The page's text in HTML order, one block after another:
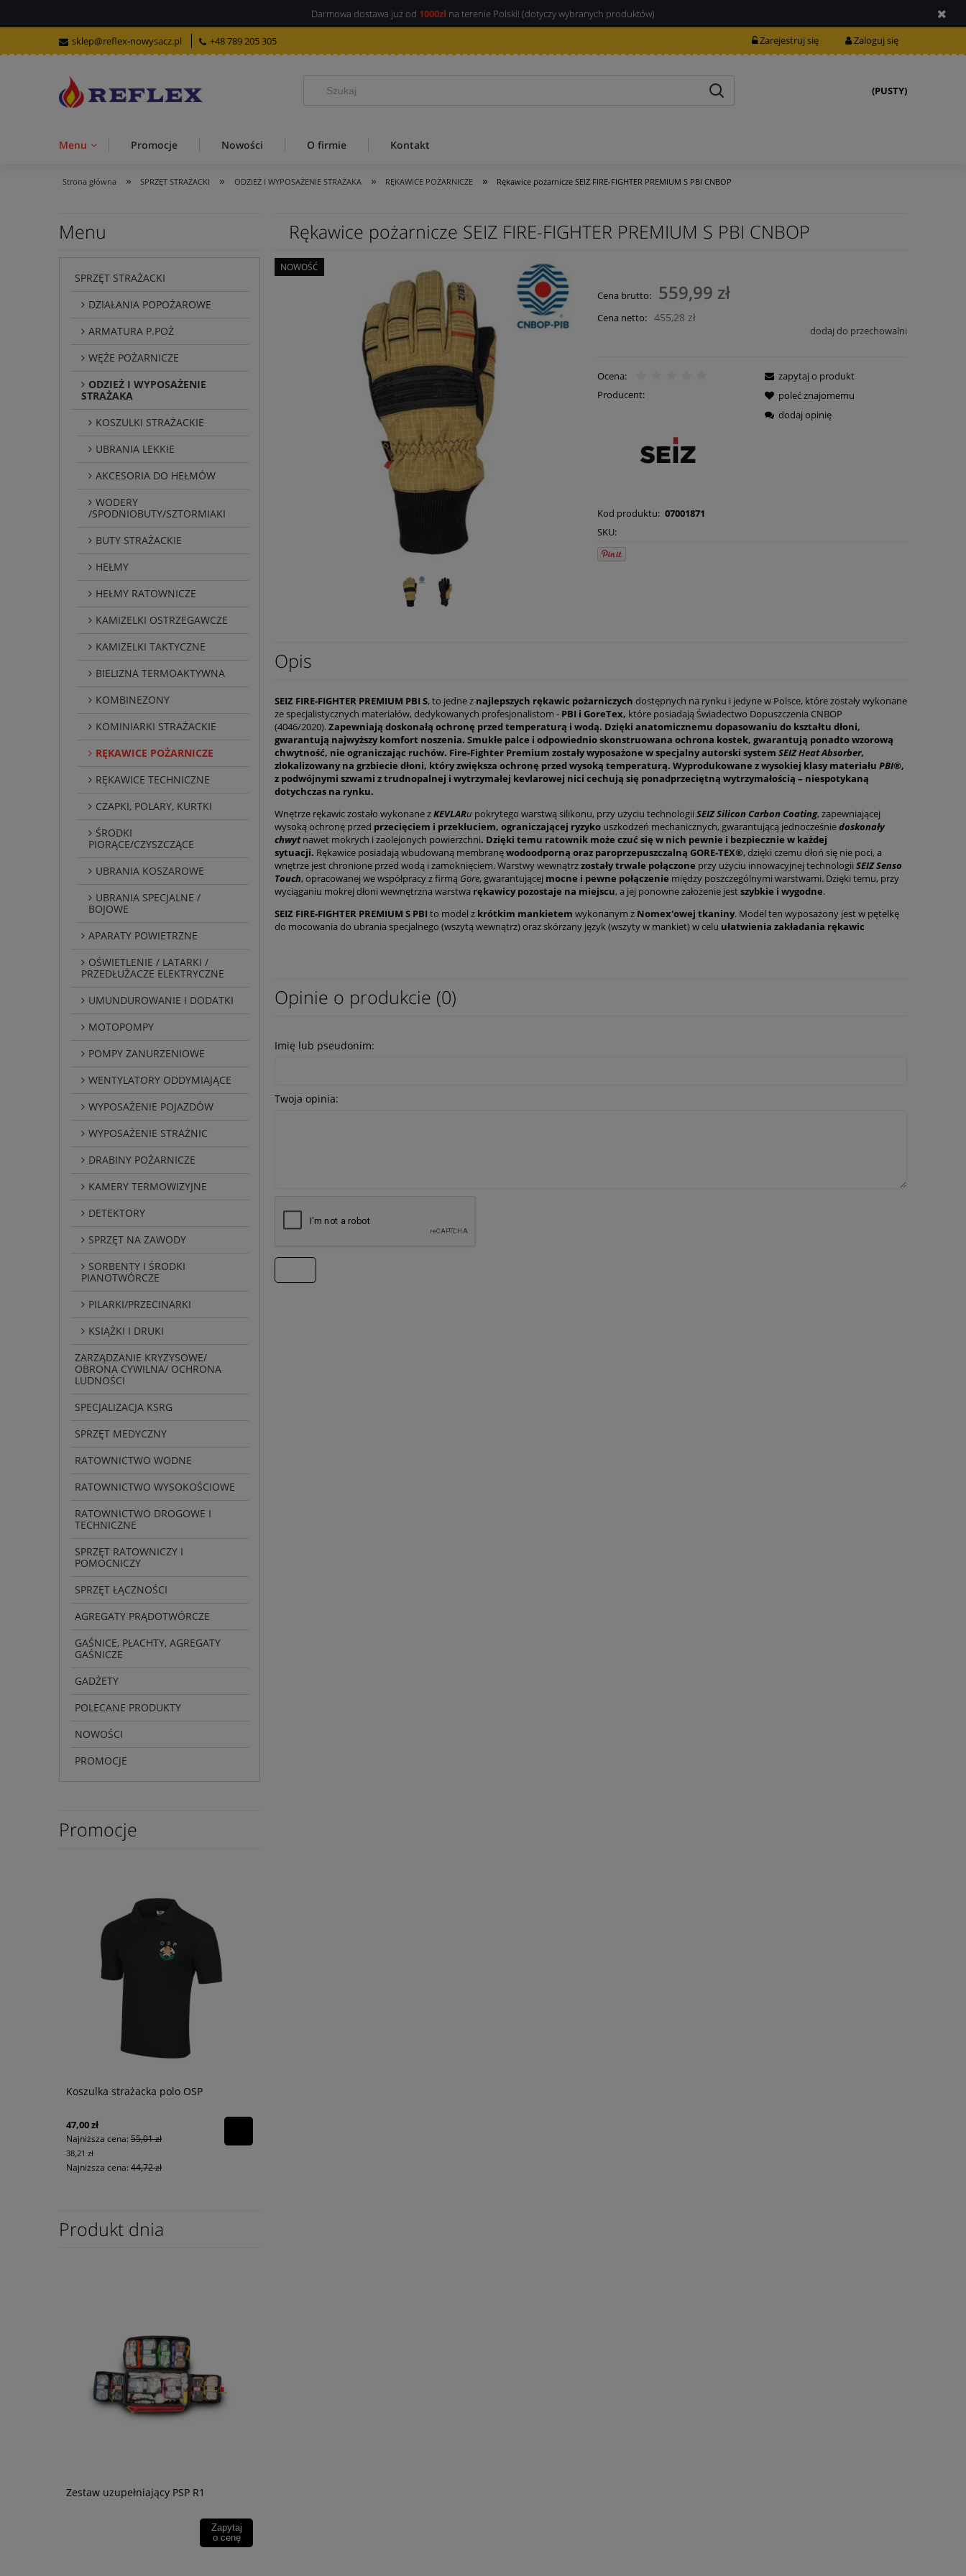
Darmowa dostawa już od 1000zł na terenie Polski! (dotyczy wybranych produktów)
sklep@reflex-nowysacz.pl +48 789 205 305 Zarejestruj się Zaloguj się
(PUSTY)
Menu Promocje Nowości O firmie Kontakt
Strona główna » SPRZĘT STRAŻACKI » ODZIEŻ I WYPOSAŻENIE STRAŻAKA » RĘKAWICE POŻARNICZE » Rękawice pożarnicze SEIZ FIRE-FIGHTER PREMIUM S PBI CNBOP
Menu
SPRZĘT STRAŻACKI
DZIAŁANIA POPOŻAROWE
ARMATURA P.POŻ
WĘŻE POŻARNICZE
ODZIEŻ I WYPOSAŻENIE
STRAŻAKA
KOSZULKI STRAŻACKIE
UBRANIA LEKKIE
AKCESORIA DO HEŁMÓW
WODERY
/SPODNIOBUTY/SZTORMIAKI
BUTY STRAŻACKIE
HEŁMY
HEŁMY RATOWNICZE
KAMIZELKI OSTRZEGAWCZE
KAMIZELKI TAKTYCZNE
BIELIZNA TERMOAKTYWNA
KOMBINEZONY
KOMINIARKI STRAŻACKIE
RĘKAWICE POŻARNICZE
RĘKAWICE TECHNICZNE
CZAPKI, POLARY, KURTKI
ŚRODKI
PIORĄCE/CZYSZCZĄCE
UBRANIA KOSZAROWE
UBRANIA SPECJALNE /
BOJOWE
APARATY POWIETRZNE
OŚWIETLENIE / LATARKI /
PRZEDŁUŻACZE ELEKTRYCZNE
UMUNDUROWANIE I DODATKI
MOTOPOMPY
POMPY ZANURZENIOWE
WENTYLATORY ODDYMIAJĄCE
WYPOSAŻENIE POJAZDÓW
WYPOSAŻENIE STRAŻNIC
DRABINY POŻARNICZE
KAMERY TERMOWIZYJNE
DETEKTORY
SPRZĘT NA ZAWODY
SORBENTY I ŚRODKI
PIANOTWÓRCZE
PILARKI/PRZECINARKI
KSIĄŻKI I DRUKI
ZARZĄDZANIE KRYZYSOWE/
OBRONA CYWILNA/ OCHRONA
LUDNOŚCI
SPECJALIZACJA KSRG
SPRZĘT MEDYCZNY
RATOWNICTWO WODNE
RATOWNICTWO WYSOKOŚCIOWE
RATOWNICTWO DROGOWE I
TECHNICZNE
SPRZĘT RATOWNICZY I
POMOCNICZY
SPRZĘT ŁĄCZNOŚCI
AGREGATY PRĄDOTWÓRCZE
GAŚNICE, PŁACHTY, AGREGATY
GAŚNICZE
GADŻETY
POLECANE PRODUKTY
NOWOŚCI
PROMOCJE
Promocje
Koszulka strażacka polo OSP
47,00 zł
Najniższa cena: 55,01 zł
38,21 zł
Najniższa cena: 44,72 zł
Produkt dnia
Zestaw uzupełniający PSP R1
Zapytaj
o cenę
Rękawice pożarnicze SEIZ FIRE-FIGHTER PREMIUM S PBI CNBOP
NOWOŚĆ
Cena brutto: 559,99 zł
Cena netto: 455,28 zł
dodaj do przechowalni
Ocena:
Producent:
Kod produktu: 07001871
SKU:
zapytaj o produkt
poleć znajomemu
dodaj opinię
Opis
SEIZ FIRE-FIGHTER PREMIUM PBI S, to jedne z najlepszych rękawic pożarniczych dostępnych na rynku i jedyne w Polsce, które zostały wykonane
ze specjalistycznych materiałów, dedykowanych profesjonalistom - PBI i GoreTex, które posiadają Świadectwo Dopuszczenia CNBOP
(4046/2020).Zapewniają doskonałą ochronę przed temperaturą i wodą. Dzięki anatomicznemu dopasowaniu do kształtu dłoni,
gwarantują najwyższy komfort noszenia. Smukłe palce i odpowiednio skonstruowana ochrona kostek, gwarantują ponadto wzorową
chwytność, nie ograniczając ruchów. Fire-Fighter Premium zostały wyposażone w specjalny autorski system SEIZ Heat Absorber,
zlokalizowany na grzbiecie dłoni, który zwiększa ochronę przed wysoką temperaturą. Wyprodukowane z wysokiej klasy materiału PBI®,
z podwójnymi szwami z trudnopalnej i wytrzymałej kevlarowej nici cechują się ponadprzeciętną wytrzymałością – niespotykaną
dotychczas na rynku.
Wnętrze rękawic zostało wykonane zKEVLARu pokrytego warstwą silikonu, przy użyciu technologii SEIZ Silicon Carbon Coating, zapewniającej
wysoką ochronę przed przecięciem i przekłuciem, ograniczającej ryzyko uszkodzeń mechanicznych, gwarantującą jednocześniedoskonały
chwytnawet mokrych i zaolejonych powierzchni. Dzięki temu ratownik może czuć się w nich pewnie i bezpiecznie w każdej
sytuacji. Rękawice posiadają wbudowaną membranęwodoodporną oraz paroprzepuszczalną GORE-TEX®, dzięki czemu dłoń się nie poci, a
wnętrze jest chronione przed wodą i zamoknięciem. Warstwy wewnątrzzostały trwale połączone przy użyciu innowacyjnej technologii SEIZ Senso
Touch, opracowanej we współpracy z firmą Gore, gwarantującej mocne i pewne połączenie między poszczególnymi warstwami. Dzięki temu, przy
wyciąganiu mokrej dłoni wewnętrzna warstwa rękawicy pozostaje na miejscu, a jej ponowne założenie jestszybkie i wygodne.
SEIZ FIRE-FIGHTER PREMIUM S PBI to model z krótkim mankietem wykonanym z Nomex'owej tkaniny. Model ten wyposażony jest w pętelkę
do mocowania do ubrania specjalnego (wszytą wewnątrz) oraz skórzany język (wszyty w mankiet) w celu ułatwienia zakładania rękawic
Opinie o produkcie (0)
Imię lub pseudonim:
Twoja opinia: